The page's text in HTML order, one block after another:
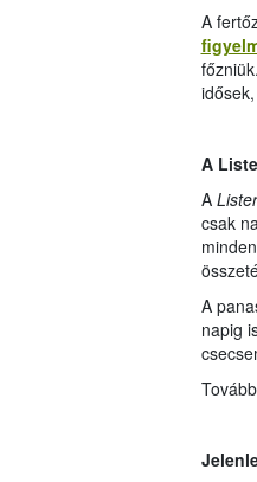
A
A
A
csak
A
napig